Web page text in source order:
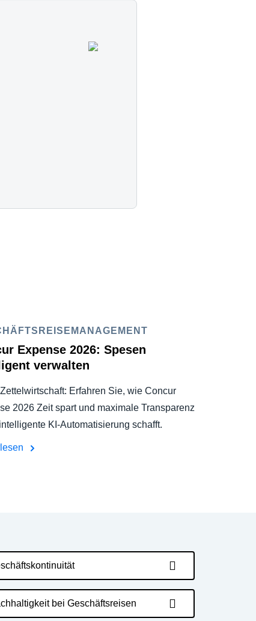
Expense 2026: Spesen
verwalten
Erfahren Sie, wie Concur
2026 Zeit spart und maximale Transparenz
KI-Automatisierung schafft.
bei Geschäftsreisen